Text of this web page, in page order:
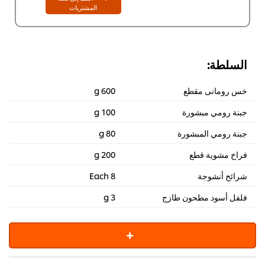
2,068.50 EGP
المشتريات
السلطة:
خس رومانى مقطع
600 g
جبنة رومي مبشورة
100 g
جبنة رومي المبشورة
80 g
فراخ مشوية قطع
200 g
شرائح أنشوجة
فلفل أسود مطحون طازج